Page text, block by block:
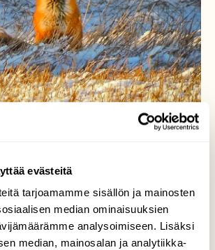
evästeitä
tarjoamamme sisällön ja mainosten
median ominaisuuksien
analysoimiseen. Lisäksi
median, mainosalan ja analytiikka-
kohtaavat